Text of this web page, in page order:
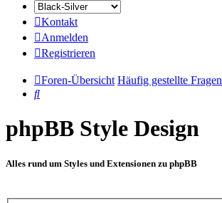
Kontakt
Anmelden
Registrieren
Foren-Übersicht Häufig gestellte Fragen
Suche
phpBB Style Design
Alles rund um Styles und Extensionen zu phpBB